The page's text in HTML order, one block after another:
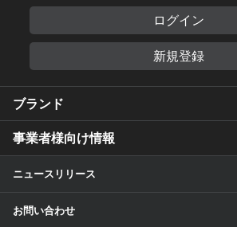
ログイン
新規登録
ブランド
事業者様向け情報
ニュースリリース
お問い合わせ